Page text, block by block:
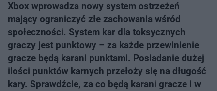
Xbox wprowadza nowy system ostrzeżeń
mający ograniczyć złe zachowania wśród
społeczności. System kar dla toksycznych
graczy jest punktowy – za każde przewinienie
gracze będą karani punktami. Posiadanie dużej
ilości punktów karnych przełoży się na długość
kary. Sprawdźcie, za co będą karani gracze i w